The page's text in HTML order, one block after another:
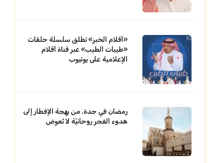
«أقلام الخبر» تطلق سلسلة حلقات
«طيبات الطيب» عبر قناة أقلام
الإعلامية على يوتيوب
رمضان في جدة. من بهجة الإفطار إلى
هدوء الفجر روحانيّة لا تُعوض